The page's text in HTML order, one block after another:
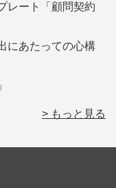
レート「顧問契約
にあたっての心構
> もっと見る